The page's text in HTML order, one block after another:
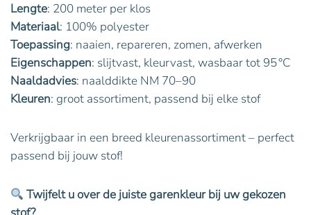
Lengte: 200 meter per klos
Materiaal: 100% polyester
Toepassing: naaien, repareren, zomen, afwerken
Eigenschappen: slijtvast, kleurvast, wasbaar tot 95 °C
Naaldadvies: naalddikte NM 70–90
Kleuren: groot assortiment, passend bij elke stof
Verkrijgbaar in een breed kleurenassortiment – perfect
passend bij jouw stof!
Twijfelt u over de juiste garenkleur bij uw gekozen